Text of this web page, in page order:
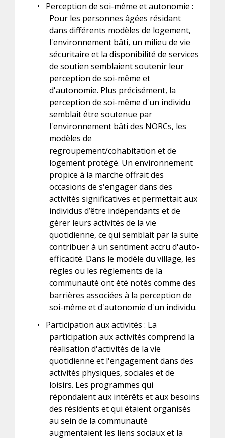
•
Perception de soi-même et autonomie :
Pour les personnes âgées résidant
dans différents modèles de logement,
l'environnement bâti, un milieu de vie
sécuritaire et la disponibilité de services
de soutien semblaient soutenir leur
perception de soi-même et
d'autonomie. Plus précisément, la
perception de soi-même d'un individu
semblait être soutenue par
l'environnement bâti des NORCs, les
modèles de
regroupement/cohabitation et de
logement protégé. Un environnement
propice à la marche offrait des
occasions de s'engager dans des
activités significatives et permettait aux
individus d’être indépendants et de
gérer leurs activités de la vie
quotidienne, ce qui semblait par la suite
contribuer à un sentiment accru d'auto-
efficacité. Dans le modèle du village, les
règles ou les règlements de la
communauté ont été notés comme des
barrières associées à la perception de
soi-même et d'autonomie d'un individu.
•
Participation aux activités : La
participation aux activités comprend la
réalisation d'activités de la vie
quotidienne et l'engagement dans des
activités physiques, sociales et de
loisirs. Les programmes qui
répondaient aux intérêts et aux besoins
des résidents et qui étaient organisés
au sein de la communauté
augmentaient les liens sociaux et la